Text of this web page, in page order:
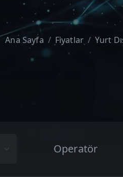
Ana Sayfa Fiyatlar Yurt
Operatör